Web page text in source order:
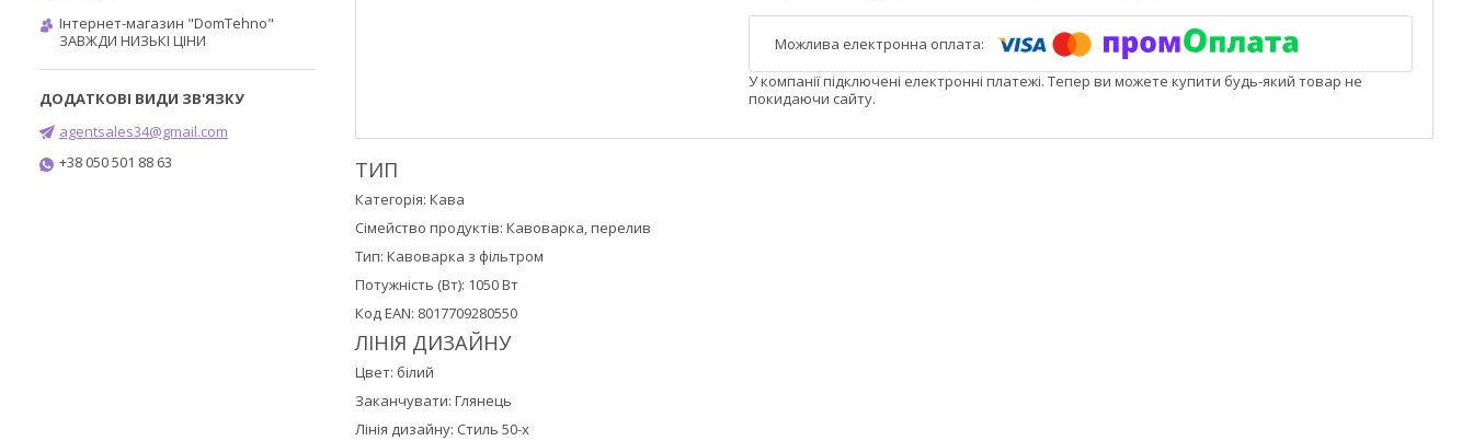
У компанії підключені електронні платежі. Тепер ви можете купити будь-який товар не
покидаючи сайту.
ТИП
Категорія: Кава
Сімейство продуктів: Кавоварка, перелив
Тип: Кавоварка з фільтром
Потужність (Вт): 1050 Вт
Код EAN: 8017709280550
ЛІНІЯ ДИЗАЙНУ
Цвет: білий
Заканчувати: Глянець
Лінія дизайну: Стиль 50-х
Інтернет-магазин "DomTehno"
ЗАВЖДИ НИЗЬКІ ЦІНИ
agentsales34@gmail.com
+38 050 501 88 63